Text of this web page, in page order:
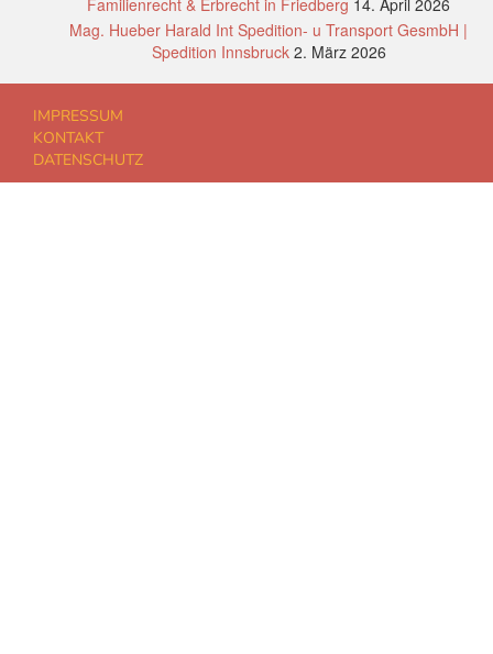
Mag. Hueber Harald Int Spedition- u Transport GesmbH |
Spedition Innsbruck 2. März 2026
IMPRESSUM
KONTAKT
DATENSCHUTZ